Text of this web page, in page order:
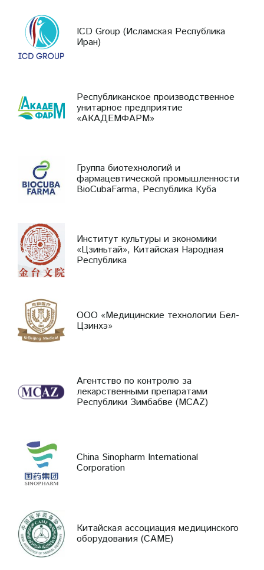
ICD Group (Исламская Республика
Иран)
Республиканское производственное
унитарное предприятие
«АКАДЕМФАРМ»
Группа биотехнологий и
фармацевтической промышленности
BioCubaFarma, Республика Куба
Институт культуры и экономики
«Цзиньтай», Китайская Народная
Республика
ООО «Медицинские технологии Бел-
Цзинхэ»
Агентство по контролю за
лекарственными препаратами
Республики Зимбабве (MCAZ)
China Sinopharm International
Corporation
Китайская ассоциация медицинского
оборудования (CAME)